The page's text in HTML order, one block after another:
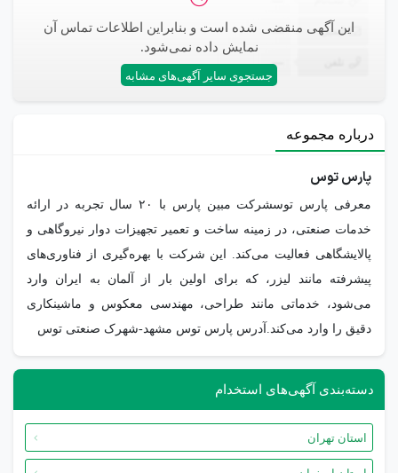
این آگهی منقضی شده است و بنابراین اطلاعات تماس آن
نمایش داده نمی‌شود.
جستجوی سایر آگهی‌های مشابه
ایمیل —
—
درباره مجموعه
پارس توس
معرفی پارس توسشرکت مبین پارس با ۲۰ سال تجربه در ارائه
خدمات صنعتی، در زمینه ساخت و تعمیر تجهیزات دوار نیروگاهی و
پالایشگاهی فعالیت می‌کند. این شرکت با بهره‌گیری از فناوری‌های
پیشرفته مانند لیزر، که برای اولین بار از آلمان به ایران وارد
می‌شود، خدماتی مانند طراحی، مهندسی معکوس و ماشینکاری
دقیق را وارد می‌کند.آدرس پارس توس مشهد-شهرک صنعتی توس
دسته‌بندی آگهی‌های استخدام
استان تهران